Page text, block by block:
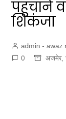
पहुंचाने
शिकंजा
admin - awaz
0
अजमेर,